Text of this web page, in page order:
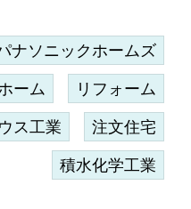
ナソニックホームズ
ーム リフォーム
ス工業 注文住宅
積水化学工業